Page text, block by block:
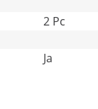
2 Pc
Ja